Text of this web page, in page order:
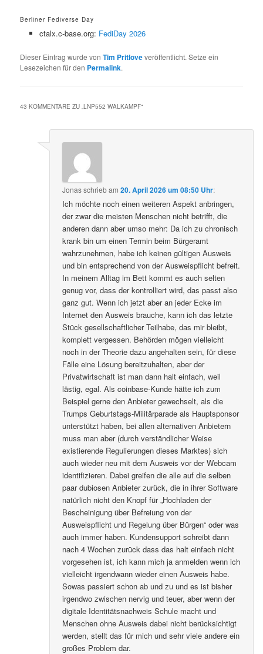
Berliner Fediverse Day
ctalx.c-base.org: FediDay 2026
Dieser Eintrag wurde vonTim Pritloveveröffentlicht. Setze ein
Lesezeichen für den Permalink.
43 KOMMENTARE ZU „LNP552 WALKAMPF“
Jonasschriebam20. April 2026 um 08:50 Uhr:
Ich möchte noch einen weiteren Aspekt anbringen,
der zwar die meisten Menschen nicht betrifft, die
anderen dann aber umso mehr: Da ich zu chronisch
krank bin um einen Termin beim Bürgeramt
wahrzunehmen, habe ich keinen gültigen Ausweis
und bin entsprechend von der Ausweispflicht befreit.
In meinem Alltag im Bett kommt es auch selten
genug vor, dass der kontrolliert wird, das passt also
ganz gut. Wenn ich jetzt aber an jeder Ecke im
Internet den Ausweis brauche, kann ich das letzte
Stück gesellschaftlicher Teilhabe, das mir bleibt,
komplett vergessen. Behörden mögen vielleicht
noch in der Theorie dazu angehalten sein, für diese
Fälle eine Lösung bereitzuhalten, aber der
Privatwirtschaft ist man dann halt einfach, weil
lästig, egal. Als coinbase-Kunde hätte ich zum
Beispiel gerne den Anbieter gewechselt, als die
Trumps Geburtstags-Militärparade als Hauptsponsor
unterstützt haben, bei allen alternativen Anbietern
muss man aber (durch verständlicher Weise
existierende Regulierungen dieses Marktes) sich
auch wieder neu mit dem Ausweis vor der Webcam
identifizieren. Dabei greifen die alle auf die selben
paar dubiosen Anbieter zurück, die in ihrer Software
natürlich nicht den Knopf für „Hochladen der
Bescheinigung über Befreiung von der
Ausweispflicht und Regelung über Bürgen“ oder was
auch immer haben. Kundensupport schreibt dann
nach 4 Wochen zurück dass das halt einfach nicht
vorgesehen ist, ich kann mich ja anmelden wenn ich
vielleicht irgendwann wieder einen Ausweis habe.
Sowas passiert schon ab und zu und es ist bisher
irgendwo zwischen nervig und teuer, aber wenn der
digitale Identitätsnachweis Schule macht und
Menschen ohne Ausweis dabei nicht berücksichtigt
werden, stellt das für mich und sehr viele andere ein
großes Problem dar.